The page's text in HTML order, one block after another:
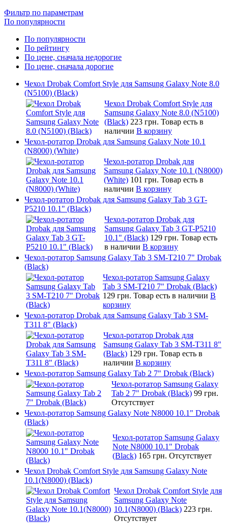
Фильтр по параметрам
По популярности
По популярности
По рейтингу
По цене, сначала недорогие
По цене, сначала дорогие
Чехол Drobak Comfort Style для Samsung Galaxy Note 8.0
(N5100) (Black)
Чехол Drobak Comfort Style для
Samsung Galaxy Note 8.0 (N5100)
(Black) 223 грн. Товар есть в
наличии В корзину
Чехол-ротатор Drobak для Samsung Galaxy Note 10.1
(N8000) (White)
Чехол-ротатор Drobak для
Samsung Galaxy Note 10.1 (N8000)
(White) 101 грн. Товар есть в
наличии В корзину
Чехол-ротатор Drobak для Samsung Galaxy Tab 3 GT-
P5210 10.1" (Black)
Чехол-ротатор Drobak для
Samsung Galaxy Tab 3 GT-P5210
10.1" (Black) 129 грн. Товар есть
в наличии В корзину
Чехол-ротатор Samsung Galaxy Tab 3 SM-T210 7" Drobak
(Black)
Чехол-ротатор Samsung Galaxy
Tab 3 SM-T210 7" Drobak (Black)
129 грн. Товар есть в наличии В
корзину
Чехол-ротатор Drobak для Samsung Galaxy Tab 3 SM-
T311 8" (Black)
Чехол-ротатор Drobak для
Samsung Galaxy Tab 3 SM-T311 8"
(Black) 129 грн. Товар есть в
наличии В корзину
Чехол-ротатор Samsung Galaxy Tab 2 7" Drobak (Black)
Чехол-ротатор Samsung Galaxy
Tab 2 7" Drobak (Black) 99 грн.
Отсутствует
Чехол-ротатор Samsung Galaxy Note N8000 10.1" Drobak
(Black)
Чехол-ротатор Samsung Galaxy
Note N8000 10.1" Drobak
(Black) 165 грн. Отсутствует
Чехол Drobak Comfort Style для Samsung Galaxy Note
10.1(N8000) (Black)
Чехол Drobak Comfort Style для
Samsung Galaxy Note
10.1(N8000) (Black) 223 грн.
Отсутствует